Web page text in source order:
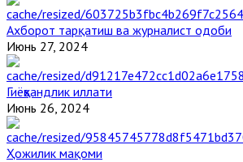
Ахборот тарқатиш ва журналист одоби
Июнь 27, 2024
Гиёҳвандлик иллати
Июнь 26, 2024
Ҳожилик мақоми